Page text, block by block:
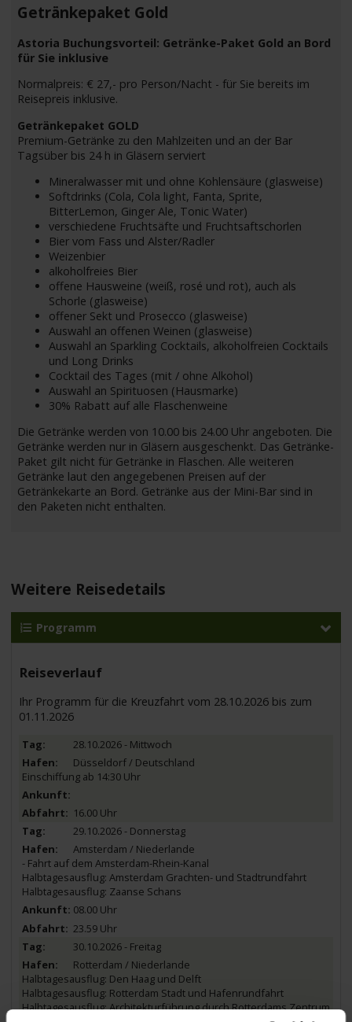
Getränkepaket Gold
Astoria Buchungsvorteil: Getränke-Paket Gold an Bord
für Sie inklusive
Normalpreis: € 27,- pro Person/Nacht - für Sie bereits im
Reisepreis inklusive.
Getränkepaket GOLD
Premium-Getränke zu den Mahlzeiten und an der Bar
Tagsüber bis 24 h in Gläsern serviert
Mineralwasser mit und ohne Kohlensäure (glasweise)
Softdrinks (Cola, Cola light, Fanta, Sprite,
BitterLemon, Ginger Ale, Tonic Water)
verschiedene Fruchtsäfte und Fruchtsaftschorlen
Bier vom Fass und Alster/Radler
Weizenbier
alkoholfreies Bier
offene Hausweine (weiß, rosé und rot), auch als
Schorle (glasweise)
offener Sekt und Prosecco (glasweise)
Auswahl an offenen Weinen (glasweise)
Auswahl an Sparkling Cocktails, alkoholfreien Cocktails
und Long Drinks
Cocktail des Tages (mit / ohne Alkohol)
Auswahl an Spirituosen (Hausmarke)
30% Rabatt auf alle Flaschenweine
Die Getränke werden von 10.00 bis 24.00 Uhr angeboten. Die
Getränke werden nur in Gläsern ausgeschenkt. Das Getränke-
Paket gilt nicht für Getränke in Flaschen. Alle weiteren
Getränke laut den angegebenen Preisen auf der
Getränkekarte an Bord. Getränke aus der Mini-Bar sind in
den Paketen nicht enthalten.
Weitere Reisedetails
Programm
Reiseverlauf
Ihr Programm für die Kreuzfahrt vom 28.10.2026 bis zum
01.11.2026
28.10.2026 - Mittwoch
Düsseldorf / Deutschland
Einschiffung ab 14:30 Uhr
16.00 Uhr
29.10.2026 - Donnerstag
Amsterdam / Niederlande
- Fahrt auf dem Amsterdam-Rhein-Kanal
Halbtagesausflug: Amsterdam Grachten- und Stadtrundfahrt
Halbtagesausflug: Zaanse Schans
08.00 Uhr
23.59 Uhr
30.10.2026 - Freitag
Rotterdam / Niederlande
Halbtagesausflug: Den Haag und Delft
Halbtagesausflug: Rotterdam Stadt und Hafenrundfahrt
Halbtagesausflug: Architekturführung durch Rotterdams Zentrum